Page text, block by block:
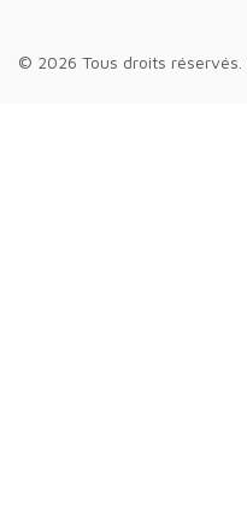
© 2026 Tous droits réservés.